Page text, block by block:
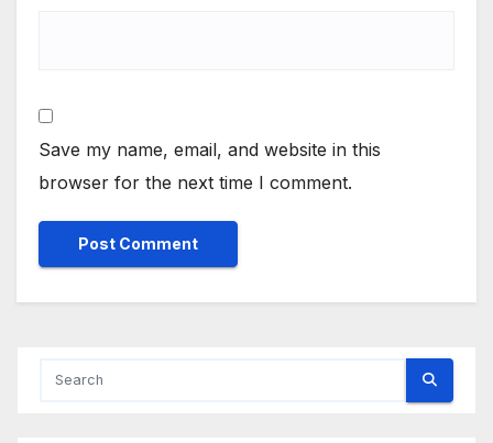
Save my name, email, and website in this
browser for the next time I comment.